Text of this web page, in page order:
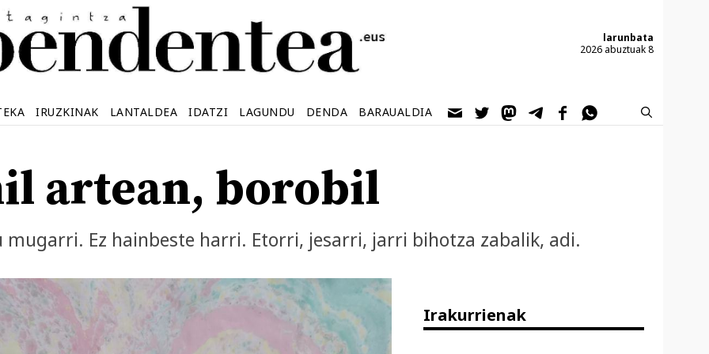
larunbata
2026 abuztuak 8
IRUZKINAK LANTALDEA IDATZI LAGUNDU DENDA BARAUALDIA
artean, borobil
mugarri. Ez hainbeste harri. Etorri, jesarri, jarri bihotza zabalik, adi.
Irakurrienak